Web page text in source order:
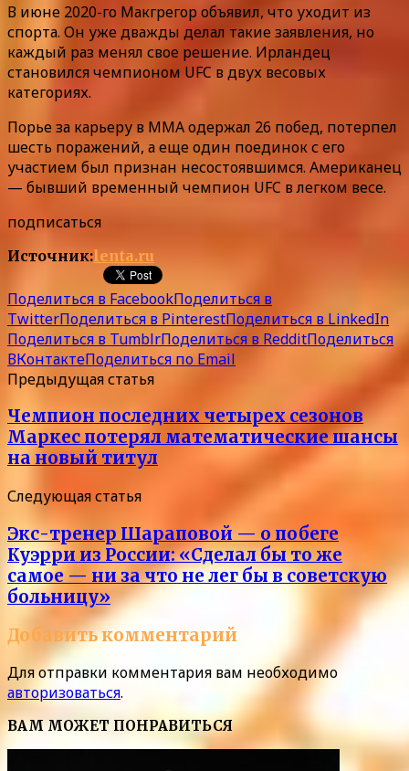
В июне 2020-го Макгрегор объявил, что уходит из
спорта. Он уже дважды делал такие заявления, но
каждый раз менял свое решение. Ирландец
становился чемпионом UFC в двух весовых
категориях.
Порье за карьеру в ММА одержал 26 побед, потерпел
шесть поражений, а еще один поединок с его
участием был признан несостоявшимся. Американец
— бывший временный чемпион UFC в легком весе.
подписаться
Источник:lenta.ru
Поделиться в FacebookПоделиться в
TwitterПоделиться в PinterestПоделиться в LinkedIn
Поделиться в TumblrПоделиться в RedditПоделиться
ВКонтактеПоделиться по Email
Предыдущая статья
Чемпион последних четырех сезонов
Маркес потерял математические шансы
на новый титул
Следующая статья
Экс-тренер Шараповой — о побеге
Куэрри из России: «Сделал бы то же
самое — ни за что не лег бы в советскую
больницу»
Добавить комментарий
Для отправки комментария вам необходимо
авторизоваться.
ВАМ МОЖЕТ ПОНРАВИТЬСЯ